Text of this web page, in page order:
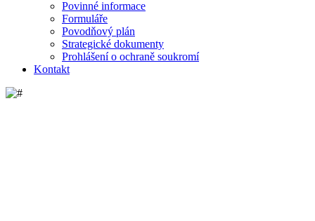
Povinné informace
Formuláře
Povodňový plán
Strategické dokumenty
Prohlášení o ochraně soukromí
Kontakt